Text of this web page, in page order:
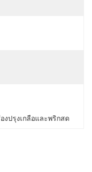
งปรุงเกลือและพริกสด